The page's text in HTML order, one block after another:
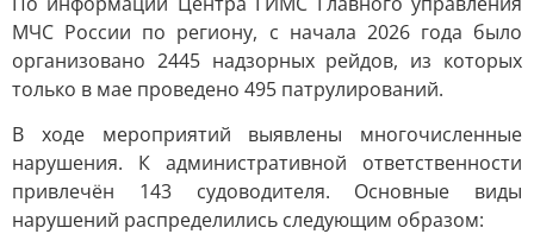
МЧС России по региону, с начала 2026 года было
организовано 2445 надзорных рейдов, из которых
только в мае проведено 495 патрулирований.
В ходе мероприятий выявлены многочисленные
нарушения. К административной ответственности
привлечён 143 судоводителя. Основные виды
нарушений распределились следующим образом: